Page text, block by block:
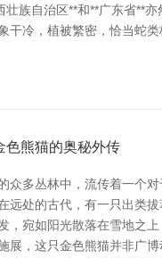
壮族自治区**和**广东省**亦
干冷，植被繁密，恰当蛇
色熊猫的奥秘外传
众多丛林中，流传着一个对
远处的古代，有一只出类
，宛如阳光散落在雪地之
展，这只金色熊猫并非广